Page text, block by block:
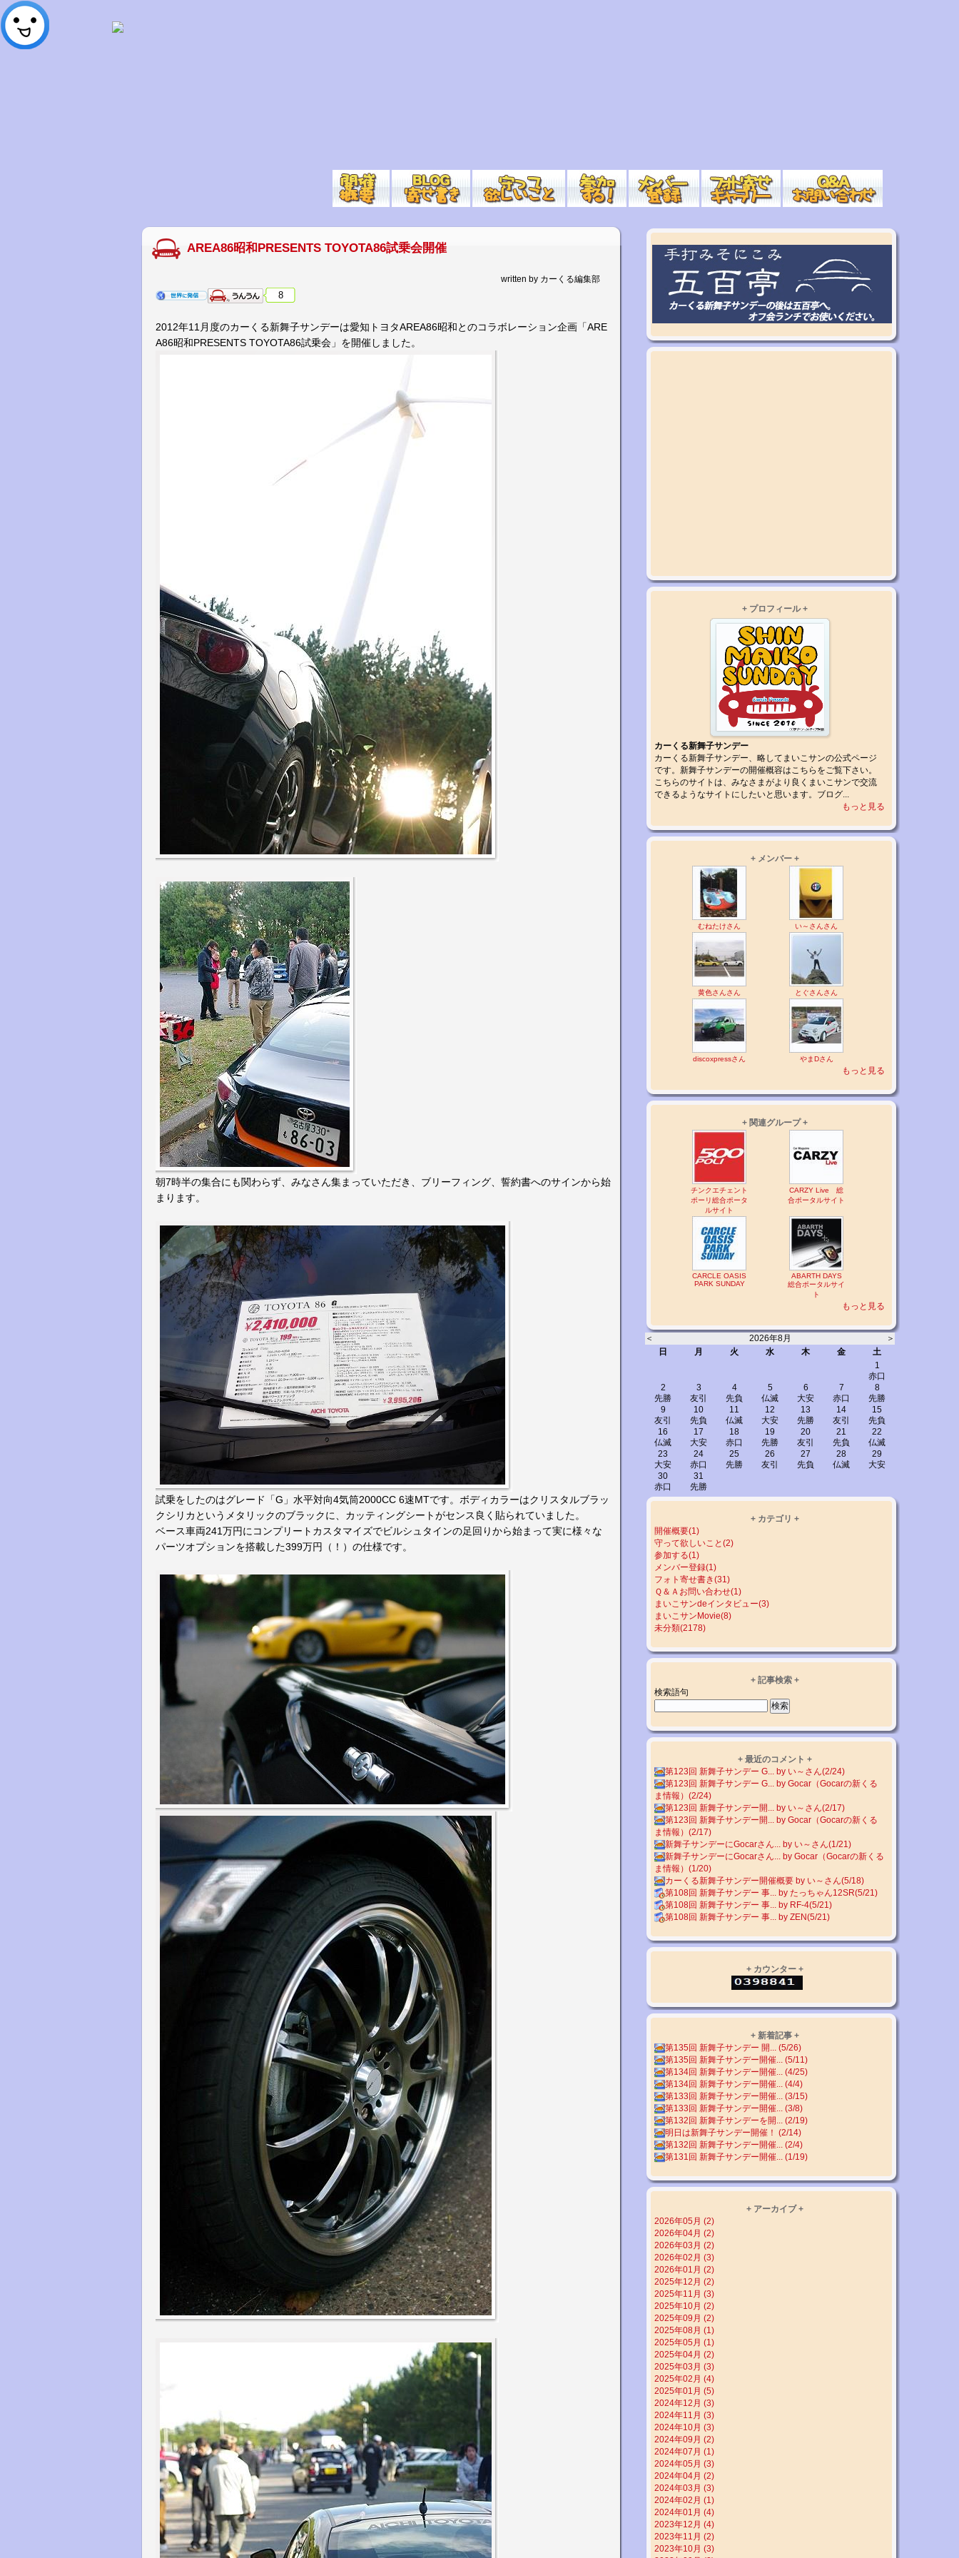
AREA86昭和PRESENTS TOYOTA86試乗会開催
written by カーくる編集部
8
2012年11月度のカーくる新舞子サンデーは愛知トヨタAREA86昭和とのコラボレーション企画「ARE
A86昭和PRESENTS TOYOTA86試乗会」を開催しました。
朝7時半の集合にも関わらず、みなさん集まっていただき、ブリーフィング、誓約書へのサインから始
まります。
試乗をしたのはグレード「G」水平対向4気筒2000CC 6速MTです。ボディカラーはクリスタルブラッ
クシリカというメタリックのブラックに、カッティングシートがセンス良く貼られていました。
ベース車両241万円にコンプリートカスタマイズでビルシュタインの足回りから始まって実に様々な
パーツオプションを搭載した399万円（！）の仕様です。
+ プロフィール +
カーくる新舞子サンデー
カーくる新舞子サンデー、略してまいこサンの公式ページ
です。新舞子サンデーの開催概容はこちらをご覧下さい。
こちらのサイトは、みなさまがより良くまいこサンで交流
できるようなサイトにしたいと思います。ブログ...
もっと見る
+ メンバー +
むねたけさん い～さんさん
黄色さんさん とぐさんさん
discoxpressさん やまDさん
もっと見る
+ 関連グループ +
チンクエチェント
ポーリ総合ポータ
ルサイト
CARZY Live 総
合ポータルサイト
CARCLE OASIS
PARK SUNDAY
ABARTH DAYS
総合ポータルサイ
ト
もっと見る
＜ 2026年8月
＞
日
月 火 水 木 金
土
1
赤口
2
先勝
3
友引
4
先負
5
仏滅
6
大安
7
赤口
8
先勝
9
友引
10
先負
11
仏滅
12
大安
13
先勝
14
友引
15
先負
16
仏滅
17
大安
18
赤口
19
先勝
20
友引
21
先負
22
仏滅
23
大安
24
赤口
25
先勝
26
友引
27
先負
28
仏滅
29
大安
30
赤口
31
先勝
+ カテゴリ +
開催概要(1)
守って欲しいこと(2)
参加する(1)
メンバー登録(1)
フォト寄せ書き(31)
Ｑ＆Ａお問い合わせ(1)
まいこサンdeインタビュー(3)
まいこサンMovie(8)
未分類(2178)
+ 記事検索 +
検索語句
+ 最近のコメント +
第123回 新舞子サンデー G... by い～さん(2/24)
第123回 新舞子サンデー G... by Gocar（Gocarの新くる
ま情報）(2/24)
第123回 新舞子サンデー開... by い～さん(2/17)
第123回 新舞子サンデー開... by Gocar（Gocarの新くる
ま情報）(2/17)
新舞子サンデーにGocarさん... by い～さん(1/21)
新舞子サンデーにGocarさん... by Gocar（Gocarの新くる
ま情報）(1/20)
カーくる新舞子サンデー開催概要 by い～さん(5/18)
第108回 新舞子サンデー 事... by たっちゃん12SR(5/21)
第108回 新舞子サンデー 事... by RF-4(5/21)
第108回 新舞子サンデー 事... by ZEN(5/21)
+ カウンター +
+ 新着記事 +
第135回 新舞子サンデー 開... (5/26)
第135回 新舞子サンデー開催... (5/11)
第134回 新舞子サンデー開催... (4/25)
第134回 新舞子サンデー開催... (4/4)
第133回 新舞子サンデー開催... (3/15)
第133回 新舞子サンデー開催... (3/8)
第132回 新舞子サンデーを開... (2/19)
明日は新舞子サンデー開催！ (2/14)
第132回 新舞子サンデー開催... (2/4)
第131回 新舞子サンデー開催... (1/19)
+ アーカイブ +
2026年05月 (2)
2026年04月 (2)
2026年03月 (2)
2026年02月 (3)
2026年01月 (2)
2025年12月 (2)
2025年11月 (3)
2025年10月 (2)
2025年09月 (2)
2025年08月 (1)
2025年05月 (1)
2025年04月 (2)
2025年03月 (3)
2025年02月 (4)
2025年01月 (5)
2024年12月 (3)
2024年11月 (3)
2024年10月 (3)
2024年09月 (2)
2024年07月 (1)
2024年05月 (3)
2024年04月 (2)
2024年03月 (3)
2024年02月 (1)
2024年01月 (4)
2023年12月 (4)
2023年11月 (2)
2023年10月 (3)